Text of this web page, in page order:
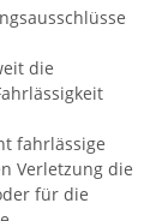
die
fahrlässige
Verletzung die
für die